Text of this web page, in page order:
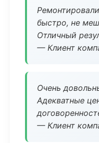
быстро, не
Отличный
— Клиент
Очень
Адекватные
— Клиент